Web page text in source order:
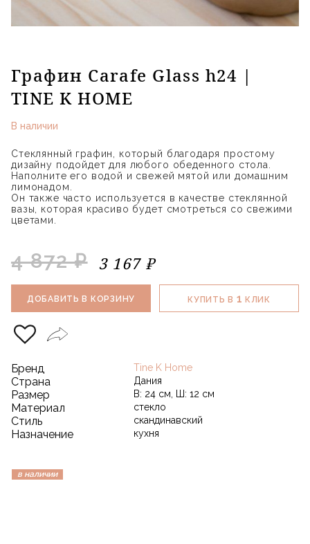
Графин Carafe Glass h24 |
TINE K HOME
В наличии
Стеклянный графин, который благодаря простому
дизайну подойдет для любого обеденного стола.
Наполните его водой и свежей мятой или домашним
лимонадом.
Он также часто используется в качестве стеклянной
вазы, которая красиво будет смотреться со свежими
цветами.
4 872 ₽ 3 167 ₽
ДОБАВИТЬ В КОРЗИНУ КУПИТЬ В 1 КЛИК
Бренд Tine K Home
Страна Дания
Размер В: 24 см, Ш: 12 см
Материал стекло
Стиль скандинавский
Назначение кухня
в наличии